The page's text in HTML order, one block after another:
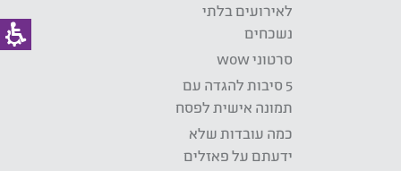
לאירועים בלתי
נשכחים
סרטוני wow
5 סיבות להגדה עם
תמונה אישית לפסח
כמה עובדות שלא
ידעתם על פאזלים